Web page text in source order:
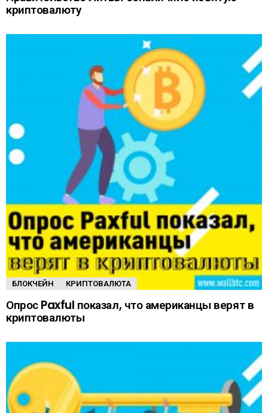
криптовалюту
БЛОКЧЕЙН КРИПТОВАЛЮТА
Опрос Paxful показал, что американцы верят в
криптовалюты